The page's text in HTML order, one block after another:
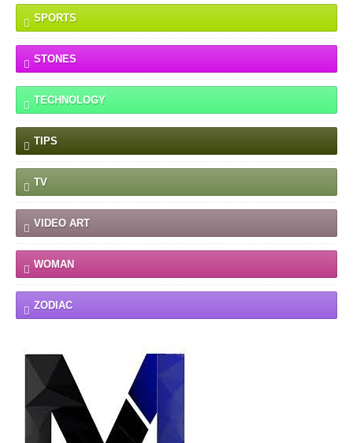
SPORTS
STONES
TECHNOLOGY
TIPS
TV
VIDEO ART
WOMAN
ZODIAC